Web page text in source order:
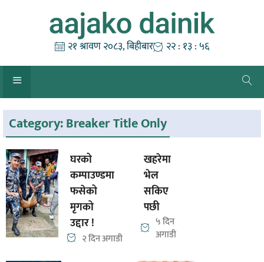
२१ श्रावण २०८३, बिहीबार २२ : १३ : ५७
Category:Breaker Title Only
घरको
कम्पाउण्डमा
फसेको
मृगको
उद्दार !
२ दिन अगाडी
खहरेमा
भेल
सकिए
पछी
५ दिन
अगाडी